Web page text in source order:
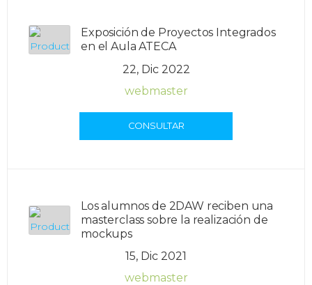
Exposición de Proyectos Integrados
en el Aula ATECA
22, Dic 2022
webmaster
CONSULTAR
Los alumnos de 2DAW reciben una
masterclass sobre la realización de
mockups
15, Dic 2021
webmaster